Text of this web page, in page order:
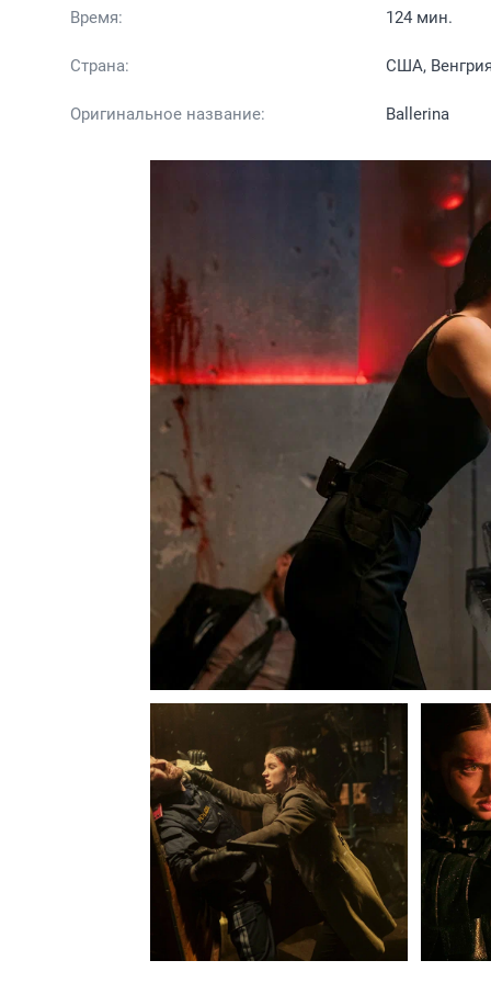
Время: 124 мин.
Страна: США,
Оригинальное название: Ballerina